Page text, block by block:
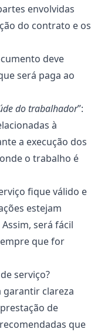
envolvidas
do contrato e os
deve
será paga ao
do trabalhador”:
à
a execução dos
o trabalho é
fique válido e
estejam
será fácil
que for
serviço?
clareza
de
que